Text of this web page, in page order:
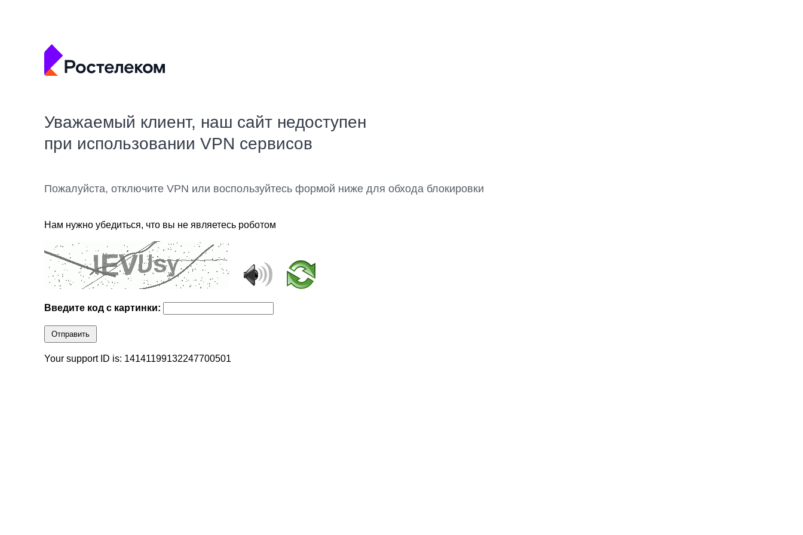
Уважаемый клиент, наш сайт недоступен
при использовании VPN сервисов
Пожалуйста, отключите VPN или воспользуйтесь формой ниже для обхода блокировки
Нам нужно убедиться, что вы не являетесь роботом
Введите код с картинки:
Отправить
Your support ID is: 14141199132247700501